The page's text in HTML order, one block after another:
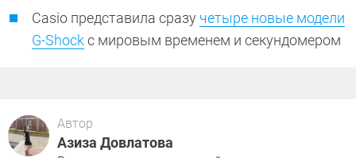
Casio представила сразу четыре новые модели
G-Shock с мировым временем и секундомером
Автор
Азиза Довлатова